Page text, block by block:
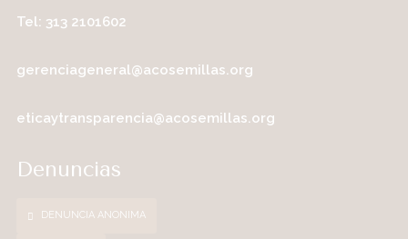
Tel: 313 2101602
gerenciageneral@acosemillas.org
eticaytransparencia@acosemillas.org
Denuncias
DENUNCIA ANONIMA